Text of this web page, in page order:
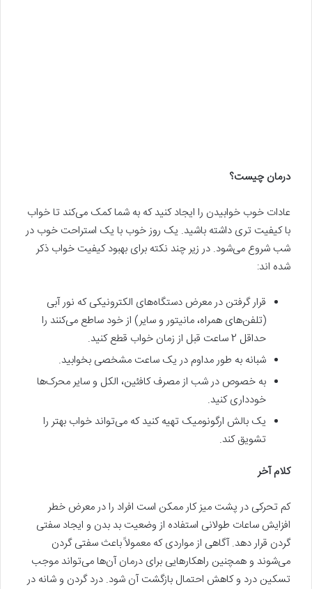
درمان چیست؟
عادات خوب خوابیدن را ایجاد کنید که به شما کمک‌ می‌کند تا خواب
با کیفیت تری داشته باشید. یک روز خوب با یک استراحت خوب در
شب شروع‌ می‌شود. در زیر چند نکته برای بهبود کیفیت خواب ذکر
شده اند:
قرار گرفتن در معرض دستگاه‌های الکترونیکی که نور آبی
(تلفن‌های همراه، مانیتور و سایر) از خود ساطع‌ می‌کنند را
حداقل 2 ساعت قبل از زمان خواب قطع کنید.
شبانه به طور مداوم در یک ساعت مشخصی بخوابید.
به خصوص در شب از مصرف کافئین، الکل و سایر محرک‌ها
خودداری کنید.
یک بالش ارگونومیک تهیه کنید که‌ می‌تواند خواب بهتر را
تشویق کند.
کلام آخر
کم تحرکی در پشت میز کار ممکن است افراد را در معرض خطر
افزایش ساعات طولانی استفاده از وضعیت بد بدن و ایجاد سفتی
گردن قرار دهد. آگاهی از مواردی که معمولاً باعث سفتی گردن‌
می‌شوند و همچنین راهکارهایی برای درمان آن‌ها‌ می‌تواند موجب
تسکین درد و کاهش احتمال بازگشت آن شود. درد گردن و شانه در